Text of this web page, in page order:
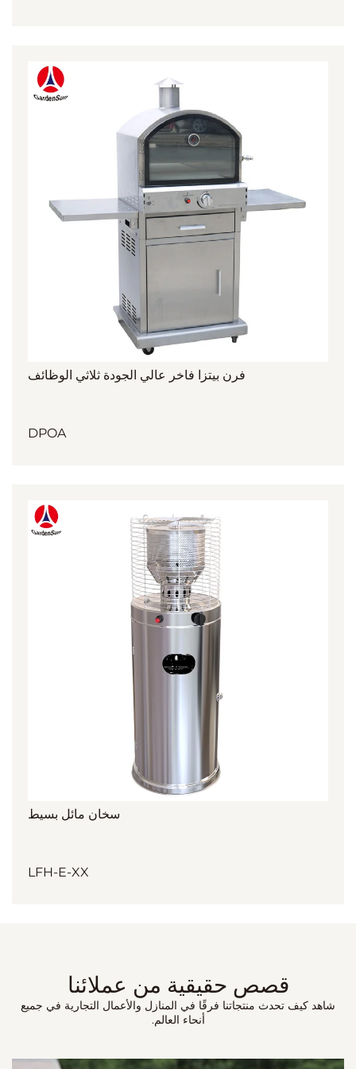
فرن بيتزا فاخر عالي الجودة ثلاثي الوظائف
DPOA
سخان مائل بسيط
LFH-E-XX
قصص حقيقية من عملائنا
شاهد كيف تحدث منتجاتنا فرقًا في المنازل والأعمال التجارية في جميع
أنحاء العالم.